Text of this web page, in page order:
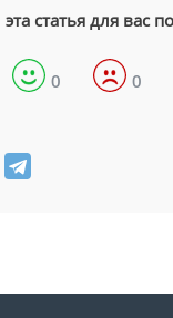
статья для вас
0 0